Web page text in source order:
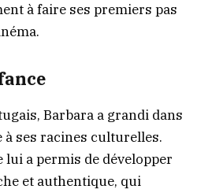
à faire ses premiers pas
Barbara a grandi dans
ses racines culturelles.
lui a permis de développer
et authentique, qui